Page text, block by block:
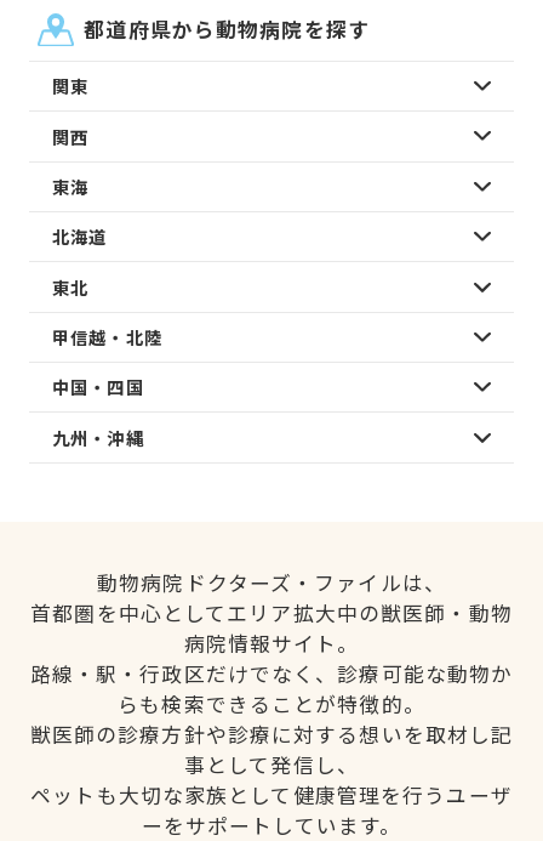
都道府県から動物病院を探す
関東
関西
東海
北海道
東北
甲信越・北陸
中国・四国
九州・沖縄
動物病院ドクターズ・ファイルは、
首都圏を中心としてエリア拡大中の獣医師・動物
病院情報サイト。
路線・駅・行政区だけでなく、診療可能な動物か
らも検索できることが特徴的。
獣医師の診療方針や診療に対する想いを取材し記
事として発信し、
ペットも大切な家族として健康管理を行うユーザ
ーをサポートしています。